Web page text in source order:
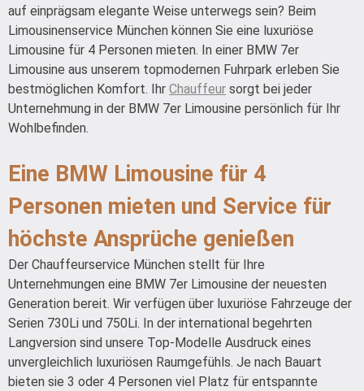
auf einprägsam elegante Weise unterwegs sein? Beim
Limousinenservice München können Sie eine luxuriöse
Limousine für 4 Personen mieten. In einer BMW 7er
Limousine aus unserem topmodernen Fuhrpark erleben Sie
bestmöglichen Komfort. Ihr Chauffeur sorgt bei jeder
Unternehmung in der BMW 7er Limousine persönlich für Ihr
Wohlbefinden.
Eine BMW Limousine für 4
Personen mieten und Service für
höchste Ansprüche genießen
Der Chauffeurservice München stellt für Ihre
Unternehmungen eine BMW 7er Limousine der neuesten
Generation bereit. Wir verfügen über luxuriöse Fahrzeuge der
Serien 730Li und 750Li. In der international begehrten
Langversion sind unsere Top-Modelle Ausdruck eines
unvergleichlich luxuriösen Raumgefühls. Je nach Bauart
bieten sie 3 oder 4 Personen viel Platz für entspannte